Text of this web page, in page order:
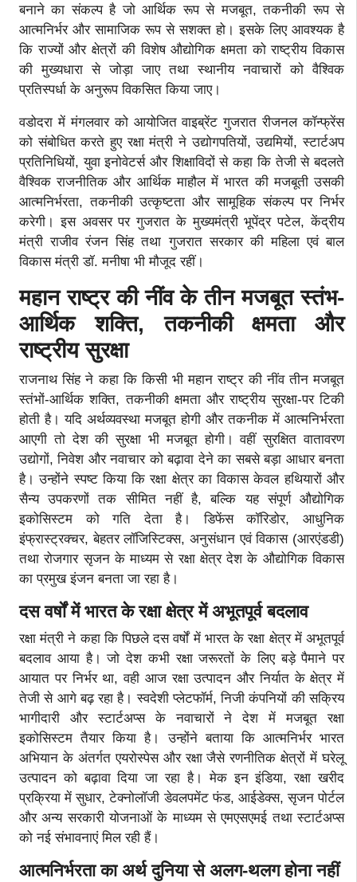
बनाने का संकल्प है जो आर्थिक रूप से मजबूत, तकनीकी रूप से
आत्मनिर्भर और सामाजिक रूप से सशक्त हो। इसके लिए आवश्यक है
कि राज्यों और क्षेत्रों की विशेष औद्योगिक क्षमता को राष्ट्रीय विकास
की मुख्यधारा से जोड़ा जाए तथा स्थानीय नवाचारों को वैश्विक
प्रतिस्पर्धा के अनुरूप विकसित किया जाए।
वडोदरा में मंगलवार को आयोजित वाइब्रेंट गुजरात रीजनल कॉन्फ्रेंस
को संबोधित करते हुए रक्षा मंत्री ने उद्योगपतियों, उद्यमियों, स्टार्टअप
प्रतिनिधियों, युवा इनोवेटर्स और शिक्षाविदों से कहा कि तेजी से बदलते
वैश्विक राजनीतिक और आर्थिक माहौल में भारत की मजबूती उसकी
आत्मनिर्भरता, तकनीकी उत्कृष्टता और सामूहिक संकल्प पर निर्भर
करेगी। इस अवसर पर गुजरात के मुख्यमंत्री भूपेंद्र पटेल, केंद्रीय
मंत्री राजीव रंजन सिंह तथा गुजरात सरकार की महिला एवं बाल
विकास मंत्री डॉ. मनीषा भी मौजूद रहीं।
महान राष्ट्र की नींव के तीन मजबूत स्तंभ-
आर्थिक शक्ति, तकनीकी क्षमता और
राष्ट्रीय सुरक्षा
राजनाथ सिंह ने कहा कि किसी भी महान राष्ट्र की नींव तीन मजबूत
स्तंभों-आर्थिक शक्ति, तकनीकी क्षमता और राष्ट्रीय सुरक्षा-पर टिकी
होती है। यदि अर्थव्यवस्था मजबूत होगी और तकनीक में आत्मनिर्भरता
आएगी तो देश की सुरक्षा भी मजबूत होगी। वहीं सुरक्षित वातावरण
उद्योगों, निवेश और नवाचार को बढ़ावा देने का सबसे बड़ा आधार बनता
है। उन्होंने स्पष्ट किया कि रक्षा क्षेत्र का विकास केवल हथियारों और
सैन्य उपकरणों तक सीमित नहीं है, बल्कि यह संपूर्ण औद्योगिक
इकोसिस्टम को गति देता है। डिफेंस कॉरिडोर, आधुनिक
इंफ्रास्ट्रक्चर, बेहतर लॉजिस्टिक्स, अनुसंधान एवं विकास (आरएंडडी)
तथा रोजगार सृजन के माध्यम से रक्षा क्षेत्र देश के औद्योगिक विकास
का प्रमुख इंजन बनता जा रहा है।
दस वर्षों में भारत के रक्षा क्षेत्र में अभूतपूर्व बदलाव
रक्षा मंत्री ने कहा कि पिछले दस वर्षों में भारत के रक्षा क्षेत्र में अभूतपूर्व
बदलाव आया है। जो देश कभी रक्षा जरूरतों के लिए बड़े पैमाने पर
आयात पर निर्भर था, वही आज रक्षा उत्पादन और निर्यात के क्षेत्र में
तेजी से आगे बढ़ रहा है। स्वदेशी प्लेटफॉर्म, निजी कंपनियों की सक्रिय
भागीदारी और स्टार्टअप्स के नवाचारों ने देश में मजबूत रक्षा
इकोसिस्टम तैयार किया है। उन्होंने बताया कि आत्मनिर्भर भारत
अभियान के अंतर्गत एयरोस्पेस और रक्षा जैसे रणनीतिक क्षेत्रों में घरेलू
उत्पादन को बढ़ावा दिया जा रहा है। मेक इन इंडिया, रक्षा खरीद
प्रक्रिया में सुधार, टेक्नोलॉजी डेवलपमेंट फंड, आईडेक्स, सृजन पोर्टल
और अन्य सरकारी योजनाओं के माध्यम से एमएसएमई तथा स्टार्टअप्स
को नई संभावनाएं मिल रही हैं।
आत्मनिर्भरता का अर्थ दुनिया से अलग-थलग होना नहीं